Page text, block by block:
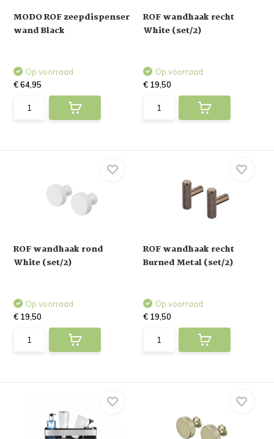
MODO ROF zeepdispenser
wand Black
Op voorraad
€ 64,95
ROF wandhaak recht
White (set/2)
Op voorraad
€ 19,50
ROF wandhaak rond
White (set/2)
Op voorraad
€ 19,50
ROF wandhaak recht
Burned Metal (set/2)
Op voorraad
€ 19,50